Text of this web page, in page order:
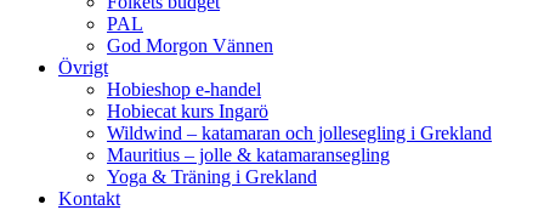
PAL
God Morgon Vännen
Övrigt
Hobieshop e-handel
Hobiecat kurs Ingarö
Wildwind – katamaran och jollesegling i Grekland
Mauritius – jolle & katamaransegling
Yoga & Träning i Grekland
Kontakt